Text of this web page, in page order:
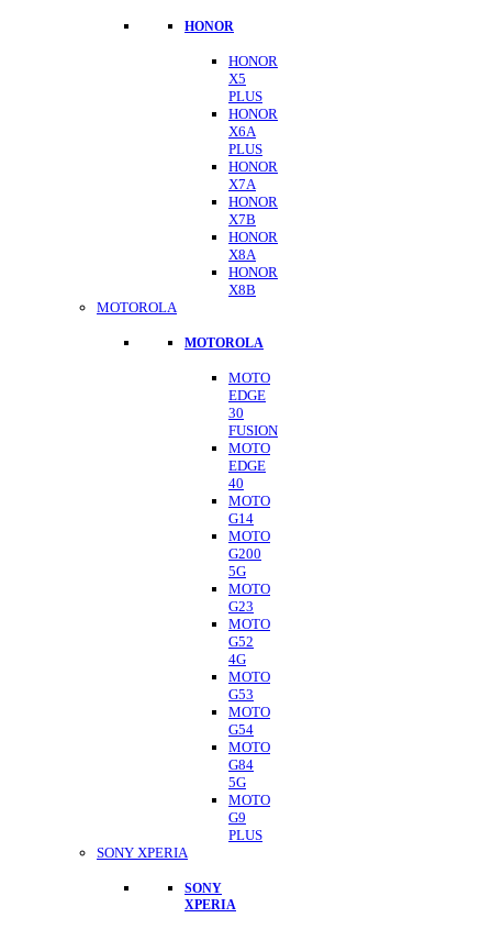
HONOR
HONOR
X5
PLUS
HONOR
X6A
PLUS
HONOR
X7A
HONOR
X7B
HONOR
X8A
HONOR
X8B
MOTOROLA
MOTOROLA
MOTO
EDGE
30
FUSION
MOTO
EDGE
40
MOTO
G14
MOTO
G200
5G
MOTO
G23
MOTO
G52
4G
MOTO
G53
MOTO
G54
MOTO
G84
5G
MOTO
G9
PLUS
SONY XPERIA
SONY
XPERIA